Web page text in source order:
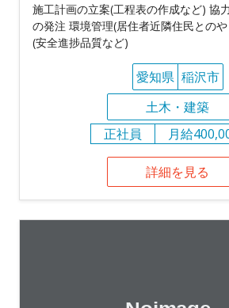
施工計画の立案(工程表の作成など) 協
の発注 環境管理(居住者近隣住民との
(安全進捗品質など)
愛知県 稲沢市
土木・建築
正社員
月給
詳細を見る